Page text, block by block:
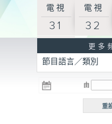
電視
31
電視
32
R3
電台 電台
R5
更多
節目語言／類別
由
重